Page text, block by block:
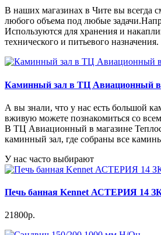
В наших магазинах в Чите вы всегда
любого объема под любые
Используются для хранения и
технического и питьевого
Каминный зал в ТЦ Авиационный
А вы знали, что у нас есть большой
вживую можете познакомиться со
В ТЦ Авиационный в магазине
каминный зал, где собраны все
У нас часто выбирают
Печь банная Kennet АСТЕРИЯ 14
21800р.